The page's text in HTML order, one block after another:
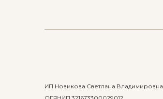
ИП Новикова Светлана Владимировна